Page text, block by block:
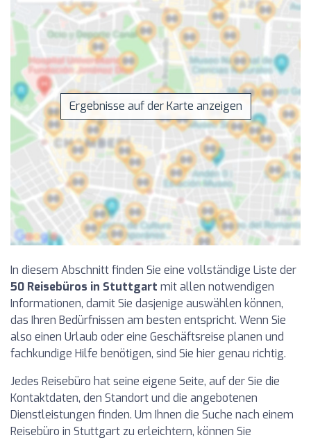
Ergebnisse auf der Karte anzeigen
In diesem Abschnitt finden Sie eine vollständige Liste der
50 Reisebüros in Stuttgart mit allen notwendigen
Informationen, damit Sie dasjenige auswählen können,
das Ihren Bedürfnissen am besten entspricht. Wenn Sie
also einen Urlaub oder eine Geschäftsreise planen und
fachkundige Hilfe benötigen, sind Sie hier genau richtig.
Jedes Reisebüro hat seine eigene Seite, auf der Sie die
Kontaktdaten, den Standort und die angebotenen
Dienstleistungen finden. Um Ihnen die Suche nach einem
Reisebüro in Stuttgart zu erleichtern, können Sie